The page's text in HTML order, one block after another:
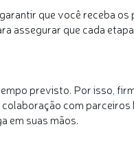
que você receba
que cada
previsto. Por isso,
com
em suas mãos.